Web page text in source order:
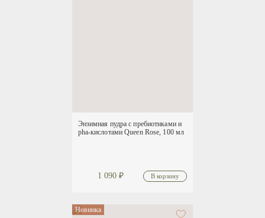
Энзимная пудра с пребиотиками и
pha-кислотами Queen Rose, 100 мл
1 090 ₽
Новинка